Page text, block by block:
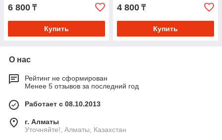
6 800 ₸
Купить
4 800 ₸
Купить
О нас
Рейтинг не сформирован
Менее 5 отзывов за последний год
Работает с 08.10.2013
г. Алматы
Уточняйте!, Алматы, Казахстан